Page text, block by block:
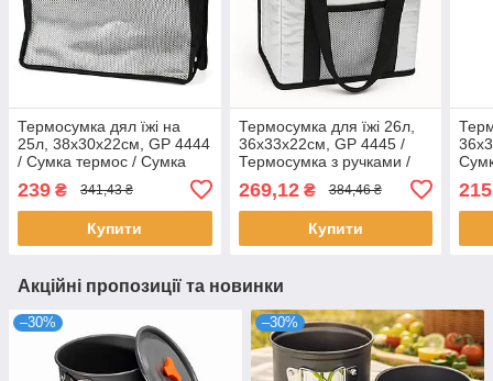
Термосумка дял їжі на
25л, 38x30x22см, GP 4444
/ Сумка термос / Сумка
холодильник / Термосумка
для продуктів
239 ₴ 341,43 ₴
Купити
Термосумка для їжі 26л,
36x33x22см, GP 4445 /
Термосумка з ручками /
Сумка для охолодження
продуктів
269,12₴ 384,46 ₴
Купити
Акційні пропозиції та новинки
–30% –30%